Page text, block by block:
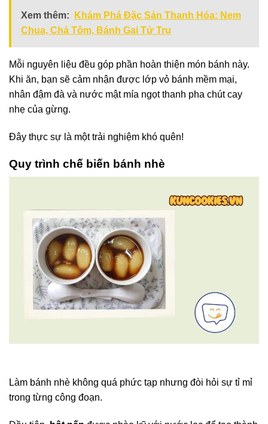
Xem thêm:
Khám Phá Đặc Sản Thanh Hóa: Nem
Chua, Chả Tôm, Bánh Gai Tứ Trụ
Mỗi nguyên liệu đều góp phần hoàn thiện món bánh này.
Khi ăn, bạn sẽ cảm nhận được lớp vỏ bánh mềm mại,
nhân đậm đà và nước mật mía ngọt thanh pha chút cay
nhẹ của gừng.
Đây thực sự là một trải nghiệm khó quên!
Quy trình chế biến bánh nhè
Làm bánh nhè không quá phức tạp nhưng đòi hỏi sự tỉ mỉ
trong từng công đoạn.